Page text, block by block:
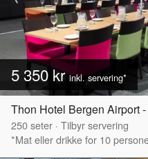
5 350 krinkl. servering*
Thon Hotel Bergen Airport
250seter · Tilbyr servering
*Mat eller drikke for 10